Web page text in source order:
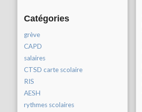
Catégories
grève
CAPD
salaires
CTSD carte scolaire
RIS
AESH
rythmes scolaires